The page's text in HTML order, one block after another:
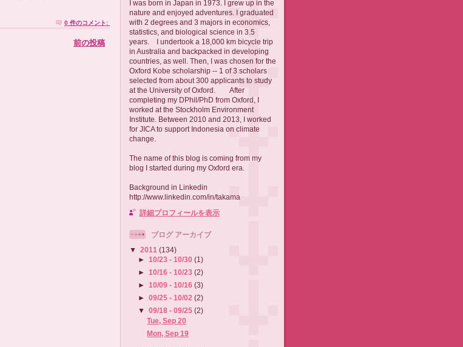
0 件のコメント:
前の投稿
I was born in Japan in 1973. I grew up in the
nature and enjoyed adventures. I graduated
with 2 degrees and 3 majors in economics,
statistics, and biological science in 3.5
years. I undertook a 18,000 km bicycle trip
in Australia and backpacked in developing
countries, as well. Then, I was chosen for the
Oxford Kobe scholarship -- 1 of 3 scholars
selected from about 300 applicants to study
at the University of Oxford. After
completing my DPhil/PhD from Oxford, I
worked at the Stockholm Environment
Institute. Between 2010 and 2013, I worked
for JICA to support Indonesia on climate
change.
The name of this blog is coming from my
blog I started during my Oxford era.
Background in Linkedin
http://www.linkedin.com/in/takama
詳細プロフィールを表示
ブログ アーカイブ
▼ 2011 (134)
► 10/23 - 10/30(1)
► 10/16 - 10/23(2)
► 10/09 - 10/16(3)
►09/25 - 10/02(2)
▼09/18 - 09/25(2)
Tue, Sep 20
Mon, Sep 19